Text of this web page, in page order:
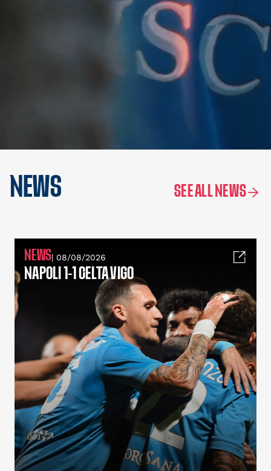
NEWS SEE ALL NEWS
NEWS| 08/08/2026
NAPOLI 1-1 CELTA VIGO